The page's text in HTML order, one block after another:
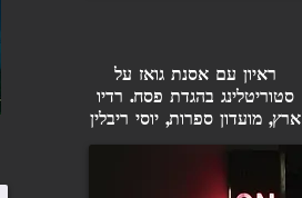
ראיון עם אסנת גואז על
סטוריטלינג בהגדת פסח. רדיו
ארץ, מועדון ספרות, יוסי ריבלין